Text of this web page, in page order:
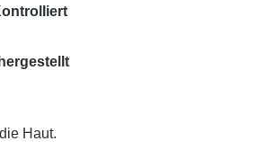
Haut.